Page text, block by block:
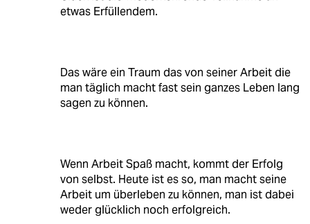
etwas Erfüllendem.
Das wäre ein Traum das von seiner Arbeit die
man täglich macht fast sein ganzes Leben lang
sagen zu können.
Wenn Arbeit Spaß macht, kommt der Erfolg
von selbst. Heute ist es so, man macht seine
Arbeit um überleben zu können, man ist dabei
weder glücklich noch erfolgreich.